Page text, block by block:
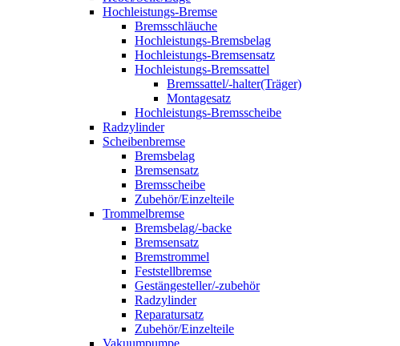
Hochleistungs-Bremse
Bremsschläuche
Hochleistungs-Bremsbelag
Hochleistungs-Bremsensatz
Hochleistungs-Bremssattel
Bremssattel/-halter(Träger)
Montagesatz
Hochleistungs-Bremsscheibe
Radzylinder
Scheibenbremse
Bremsbelag
Bremsensatz
Bremsscheibe
Zubehör/Einzelteile
Trommelbremse
Bremsbelag/-backe
Bremsensatz
Bremstrommel
Feststellbremse
Gestängesteller/-zubehör
Radzylinder
Reparatursatz
Zubehör/Einzelteile
Vakuumpumpe